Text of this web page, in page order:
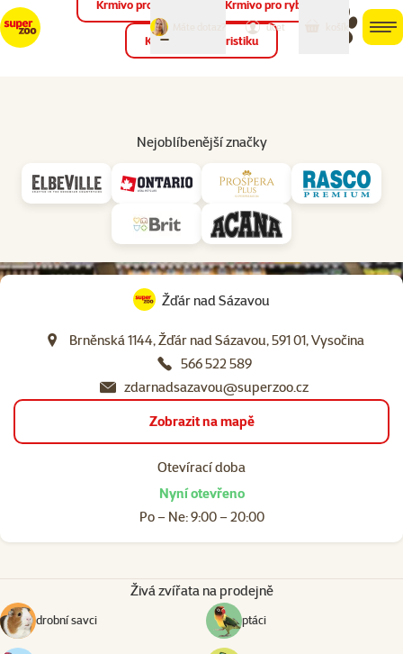
můj
účet
Krmivo pro ptáky Krmivo pro ryby
Krmivo pro teraristiku
Nejoblíbenější značky
Žďár nad Sázavou
Brněnská 1144, Žďár nad Sázavou, 591 01, Vysočina
566 522 589
zdarnadsazavou@superzoo.cz
Zobrazit na mapě
Otevírací doba
Nyní otevřeno
Po – Ne: 9:00 – 20:00
Živá zvířata na prodejně
drobní savci ptáci